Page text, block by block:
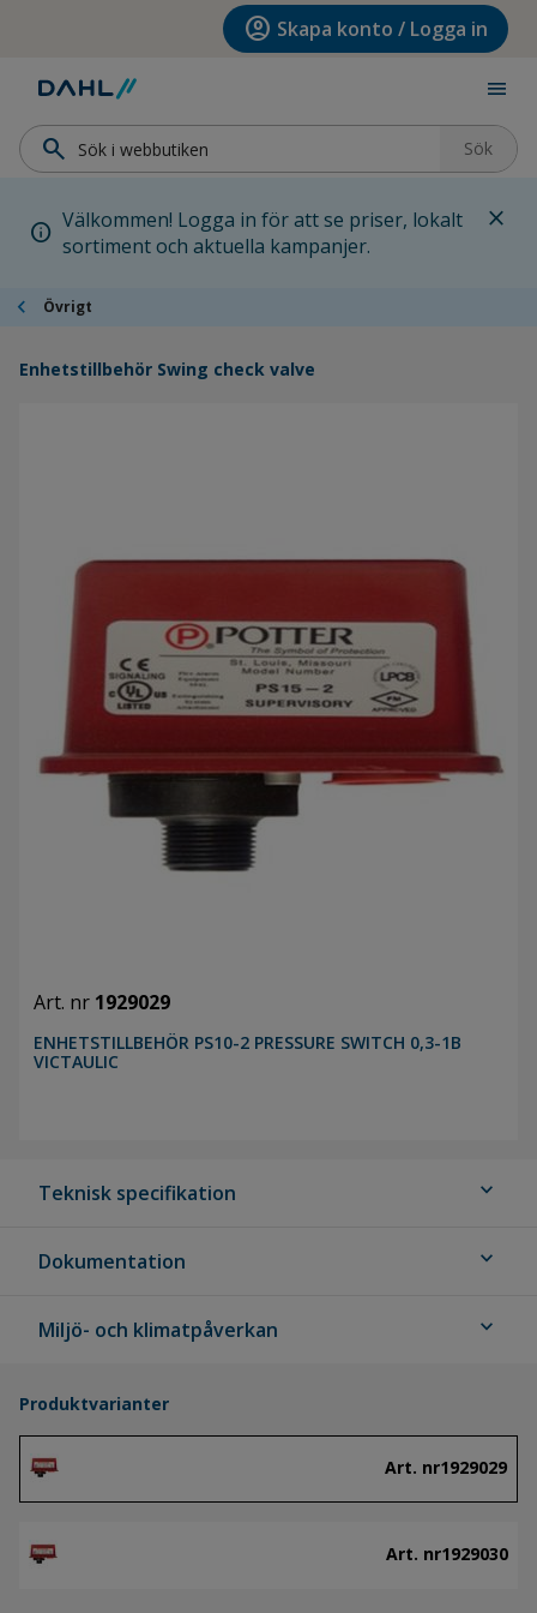
Hoppa till huvudinnehållet account_circle Skapa konto / Logga in
menu
search Sök
info Välkommen! Logga in för att se priser, lokalt
sortiment och aktuella kampanjer.
close
chevron_left Övrigt
Enhetstillbehör Swing check valve
Art. nr 1929029
ENHETSTILLBEHÖR PS10-2 PRESSURE SWITCH 0,3-1B
VICTAULIC
Teknisk specifikation expand_more
Dokumentation expand_more
Miljö- och klimatpåverkan expand_more
Produktvarianter
Art. nr1929029
Art. nr1929030